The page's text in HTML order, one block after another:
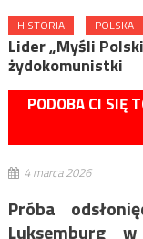
HISTORIA POLSKA
Lider „Myśli
żydokomunistki
PODOBA CI SIĘ
4 marca 2026
Próba
Luksemburg